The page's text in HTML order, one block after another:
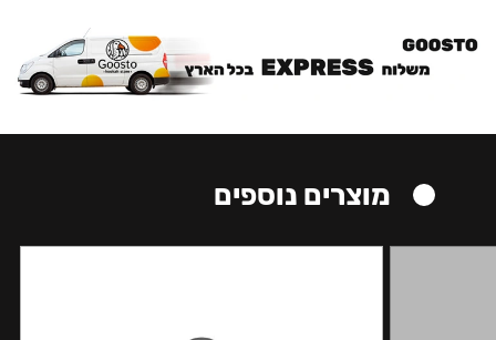
מוצרים נוספים